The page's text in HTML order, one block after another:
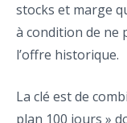
stocks et marge
à condition de ne
l’offre historique.
La clé est de
plan 100 jours »